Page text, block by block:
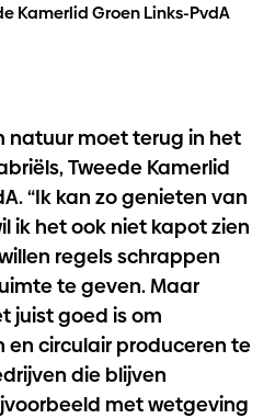
Kamerlid Groen Links-PvdA
natuur moet terug in het
Tweede Kamerlid
“Ik kan zo genieten van
ik het ook niet kapot zien
regels schrappen
te geven. Maar
juist goed is om
en circulair produceren te
die blijven
met wetgeving